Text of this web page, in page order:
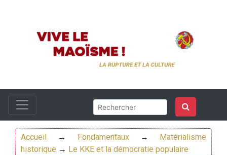
Accueil → Fondamentaux→
Matérialisme
historique → Le KKE et la démocratie populaire